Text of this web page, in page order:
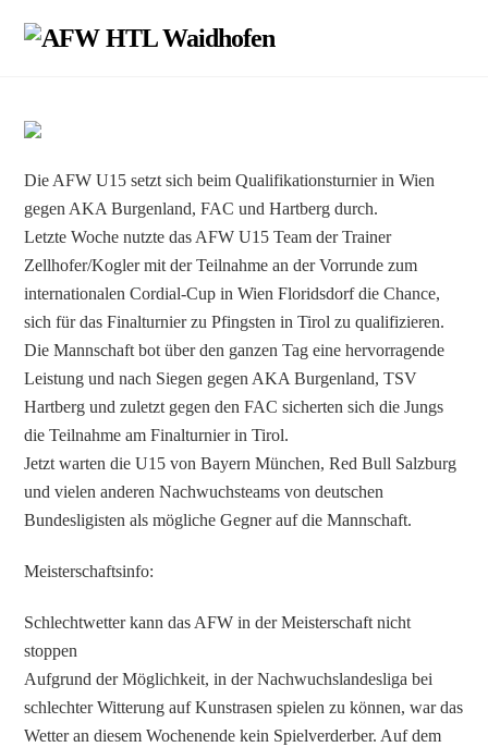
Die AFW U15 setzt sich beim Qualifikationsturnier in Wien
gegen AKA Burgenland, FAC und Hartberg durch.
Letzte Woche nutzte das AFW U15 Team der Trainer
Zellhofer/Kogler mit der Teilnahme an der Vorrunde zum
internationalen Cordial-Cup in Wien Floridsdorf die Chance,
sich für das Finalturnier zu Pfingsten in Tirol zu qualifizieren.
Die Mannschaft bot über den ganzen Tag eine hervorragende
Leistung und nach Siegen gegen AKA Burgenland, TSV
Hartberg und zuletzt gegen den FAC sicherten sich die Jungs
die Teilnahme am Finalturnier in Tirol.
Jetzt warten die U15 von Bayern München, Red Bull Salzburg
und vielen anderen Nachwuchsteams von deutschen
Bundesligisten als mögliche Gegner auf die Mannschaft.
Meisterschaftsinfo:
Schlechtwetter kann das AFW in der Meisterschaft nicht
stoppen
Aufgrund der Möglichkeit, in der Nachwuchslandesliga bei
schlechter Witterung auf Kunstrasen spielen zu können, war das
Wetter an diesem Wochenende kein Spielverderber. Auf dem